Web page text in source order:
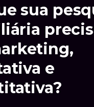
sua
e